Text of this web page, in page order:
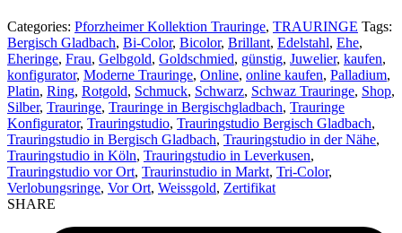
Categories: Pforzheimer Kollektion Trauringe, TRAURINGE Tags:
Bergisch Gladbach, Bi-Color, Bicolor, Brillant, Edelstahl, Ehe,
Eheringe, Frau, Gelbgold, Goldschmied, günstig, Juwelier, kaufen,
konfigurator, Moderne Trauringe, Online, online kaufen, Palladium,
Platin, Ring, Rotgold, Schmuck, Schwarz, Schwaz Trauringe, Shop,
Silber, Trauringe, Trauringe in Bergischgladbach, Trauringe
Konfigurator, Trauringstudio, Trauringstudio Bergisch Gladbach,
Trauringstudio in Bergisch Gladbach, Trauringstudio in der Nähe,
Trauringstudio in Köln, Trauringstudio in Leverkusen,
Trauringstudio vor Ort, Traurinstudio in Markt, Tri-Color,
Verlobungsringe, Vor Ort, Weissgold, Zertifikat
SHARE